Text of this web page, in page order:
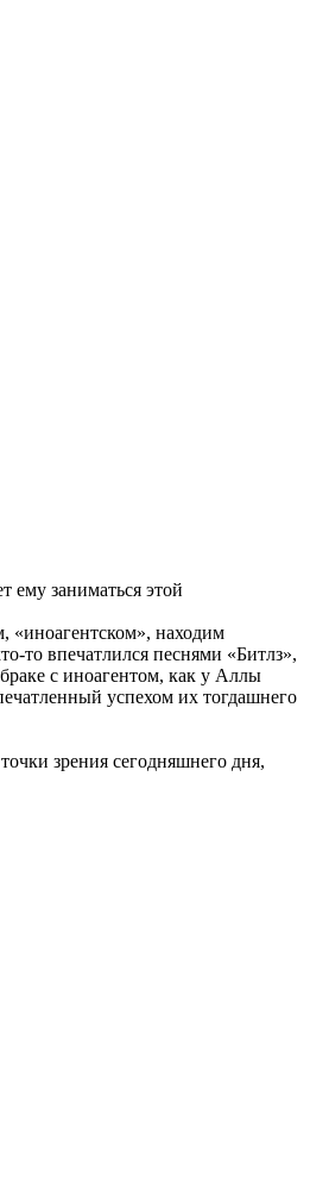
ему заниматься этой
«иноагентском», находим
то впечатлился песнями «Битлз»,
с иноагентом, как у Аллы
успехом их тогдашнего
зрения сегодняшнего дня,